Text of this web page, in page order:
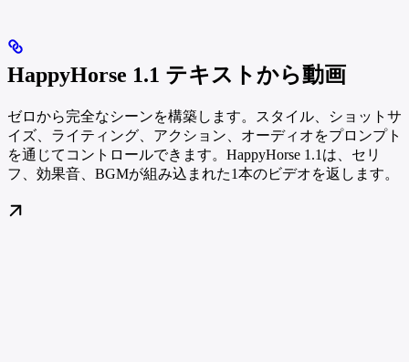
HappyHorse 1.1 テキストから動画
ゼロから完全なシーンを構築します。スタイル、ショットサ
イズ、ライティング、アクション、オーディオをプロンプト
を通じてコントロールできます。HappyHorse 1.1は、セリ
フ、効果音、BGMが組み込まれた1本のビデオを返します。